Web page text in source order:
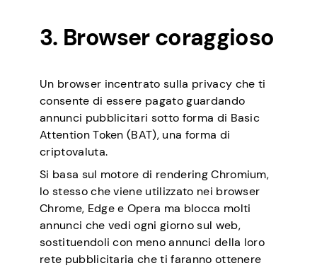
3. Browser coraggioso
Un browser incentrato sulla privacy che ti
consente di essere pagato guardando
annunci pubblicitari sotto forma di Basic
Attention Token (BAT), una forma di
criptovaluta.
Si basa sul motore di rendering Chromium,
lo stesso che viene utilizzato nei browser
Chrome, Edge e Opera ma blocca molti
annunci che vedi ogni giorno sul web,
sostituendoli con meno annunci della loro
rete pubblicitaria che ti faranno ottenere